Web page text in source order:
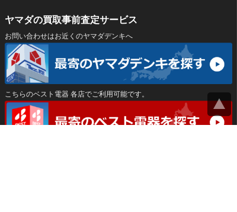
ヤマダの買取事前査定サービス
お問い合わせはお近くのヤマダデンキへ
こちらのベスト電器 各店でご利用可能です。